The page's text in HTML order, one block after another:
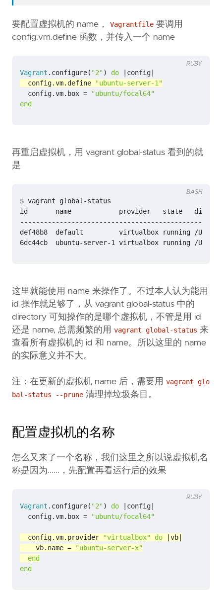
要配置虚拟机的 name， Vagrantfile 要调用
config.vm.define 函数，并传入一个 name
Vagrant . configure( "2") do config
config.vm. define
"ubuntu-server-1"
config.vm. box =
"ubuntu/focal64"
end
RUBY
再重启虚拟机，用 vagrant global-status 看到的就
是
6dc44cb  ubuntu-server-1 virtualbox running /
BASH
这里就能使用 name 来操作了。不过本人认为能用
id 操作就足够了，从 vagrant global-status 中的
directory 可知操作的是哪个虚拟机，不管是用 id
还是 name, 总需频繁的用 vagrant global-status 来
查看所有虚拟机的 id 和 name。所以这里的 name
的实际意义并不大。
注：在更新的虚拟机 name 后，需要用 vagrant glo
bal-status --prune 清理掉垃圾条目。
配置虚拟机的名称
怎么又来了一个名称，我们这里之所以说虚拟机名
称是因为......，先配置再看运行后的效果
Vagrant . configure( "2") do config
config.vm. box = "ubuntu/focal64"
config.vm. provider "virtualbox" do vb
vb. name =
"ubuntu-server-x"
end
end
RUBY